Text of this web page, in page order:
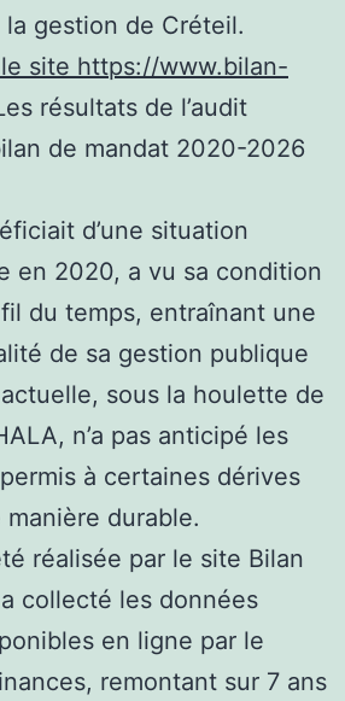
gestion de Créteil.
site https://www.bilan-
résultats de l’audit
de mandat 2020-2026
d’une situation
en 2020, a vu sa condition
du temps, entraînant une
de sa gestion publique
sous la houlette de
n’a pas anticipé les
à certaines dérives
manière durable.
réalisée par le site Bilan
collecté les données
en ligne par le
remontant sur 7 ans